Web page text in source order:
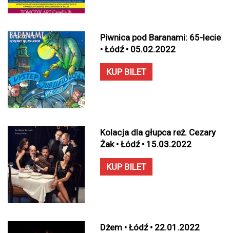
Piwnica pod Baranami: 65-lecie
• Łódź • 05.02.2022
KUP BILET
Kolacja dla głupca reż. Cezary
Żak • Łódź • 15.03.2022
KUP BILET
Dżem • Łódź • 22.01.2022